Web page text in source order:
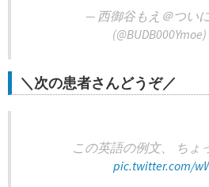
— 西御谷もえ＠つい
(@BUDB000Ymoe)
＼次の患者さんどうぞ／
この英語の例文、 ちょ
pic.twitter.com/